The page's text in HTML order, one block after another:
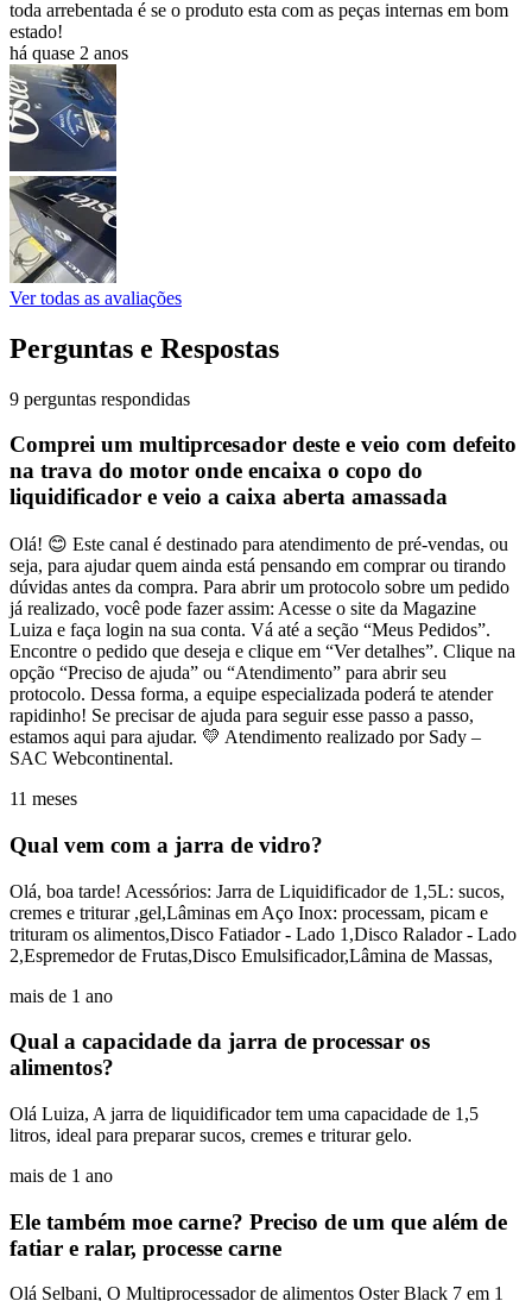
toda arrebentada é se o produto esta com as peças internas em bom
estado!
há quase 2 anos
Ver todas as avaliações
Perguntas e Respostas
9 perguntas respondidas
Comprei um multiprcesador deste e veio com defeito
na trava do motor onde encaixa o copo do
liquidificador e veio a caixa aberta amassada
Olá! 😊 Este canal é destinado para atendimento de pré-vendas, ou
seja, para ajudar quem ainda está pensando em comprar ou tirando
dúvidas antes da compra. Para abrir um protocolo sobre um pedido
já realizado, você pode fazer assim: Acesse o site da Magazine
Luiza e faça login na sua conta. Vá até a seção “Meus Pedidos”.
Encontre o pedido que deseja e clique em “Ver detalhes”. Clique na
opção “Preciso de ajuda” ou “Atendimento” para abrir seu
protocolo. Dessa forma, a equipe especializada poderá te atender
rapidinho! Se precisar de ajuda para seguir esse passo a passo,
estamos aqui para ajudar. 💛 Atendimento realizado por Sady –
SAC Webcontinental.
11 meses
Qual vem com a jarra de vidro?
Olá, boa tarde! Acessórios: Jarra de Liquidificador de 1,5L: sucos,
cremes e triturar ,gel,Lâminas em Aço Inox: processam, picam e
trituram os alimentos,Disco Fatiador - Lado 1,Disco Ralador - Lado
2,Espremedor de Frutas,Disco Emulsificador,Lâmina de Massas,
mais de 1 ano
Qual a capacidade da jarra de processar os
alimentos?
Olá Luiza, A jarra de liquidificador tem uma capacidade de 1,5
litros, ideal para preparar sucos, cremes e triturar gelo.
mais de 1 ano
Ele também moe carne? Preciso de um que além de
fatiar e ralar, processe carne
Olá Selbani, O Multiprocessador de alimentos Oster Black 7 em 1